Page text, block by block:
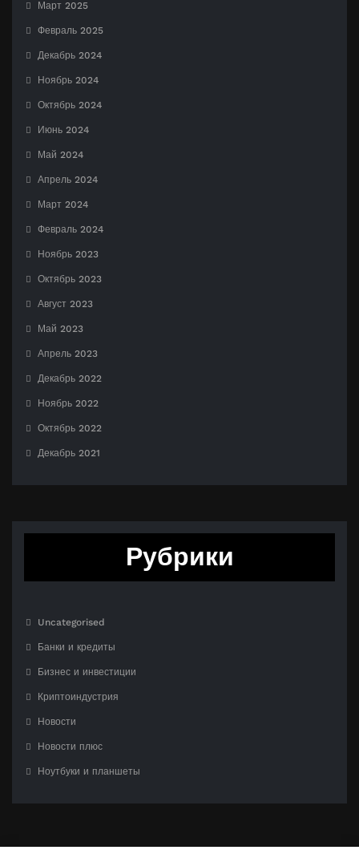
Март 2025
Февраль 2025
Декабрь 2024
Ноябрь 2024
Октябрь 2024
Июнь 2024
Май 2024
Апрель 2024
Март 2024
Февраль 2024
Ноябрь 2023
Октябрь 2023
Август 2023
Май 2023
Апрель 2023
Декабрь 2022
Ноябрь 2022
Октябрь 2022
Декабрь 2021
Рубрики
Uncategorised
Банки и кредиты
Бизнес и инвестиции
Криптоиндустрия
Новости
Новости плюс
Ноутбуки и планшеты